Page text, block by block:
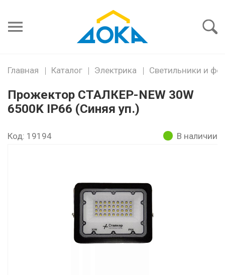
пароль
Главная Каталог Электрика Светильники и
Прожектор СТАЛКЕР-NEW 30W
6500K IP66 (Синяя уп.)
Код: 19194 В наличии